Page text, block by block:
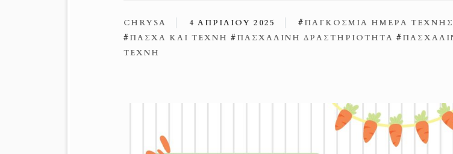
CHRYSA 4 ΑΠΡΙΛΊΟΥ 2025 #ΠΑΓΚΌΣΜΙΑ ΗΜΈΡΑ ΤΈΧΝΗΣ
#ΠΆΣΧΑ ΚΑΙ ΤΈΧΝΗ #ΠΑΣΧΑΛΙΝΉ ΔΡΑΣΤΗΡΙΌΤΗΤΑ #
ΤΈΧΝΗ